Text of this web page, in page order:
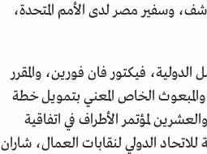
وسفير مصر لدى الأمم المتحدة،
الدولية، فيكتور فان فورين، والمقرر
والمبعوث الخاص المعني بتمويل خطة
السابعة والعشرين لمؤتمر الأطراف في اتفاقية
للاتحاد الدولي لنقابات العمال، شاران